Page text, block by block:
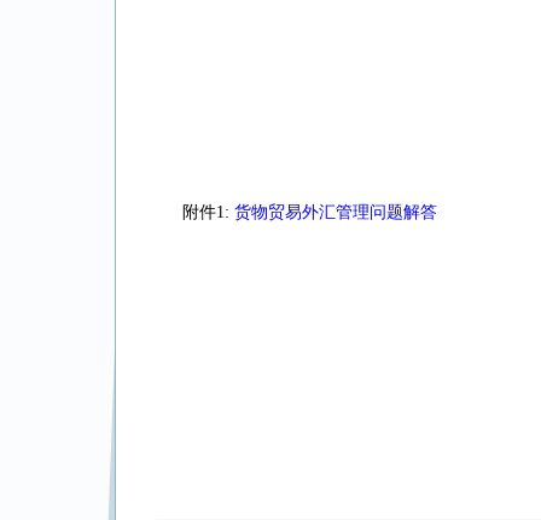
附件1: 货物贸易外汇管理问题解答